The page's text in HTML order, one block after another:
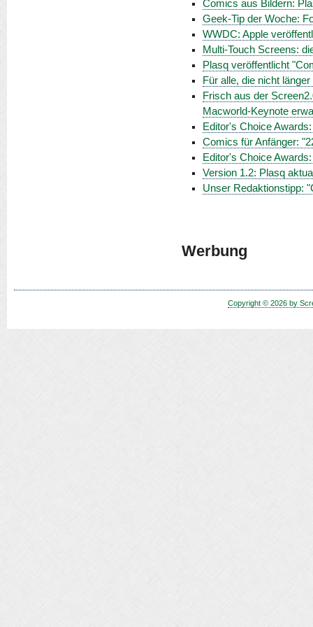
Comics aus Bildern:
Geek-Tip der Woche:
WWDC: Apple
Multi-Touch Screens:
Plasq veröffentlicht
Für alle, die nicht
Frisch aus der
Macworld-Keynote
Editor's Choice
Comics für Anfänger:
Editor's Choice
Version 1.2: Plasq
Unser Redaktionstipp:
Werbung
Copyright © 2026 by